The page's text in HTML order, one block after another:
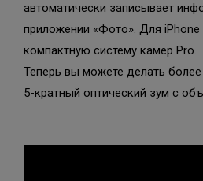
автоматически записывает
приложении «Фото». Для
компактную систему камер Pro.
Теперь вы можете делать
5-кратный оптический зум с